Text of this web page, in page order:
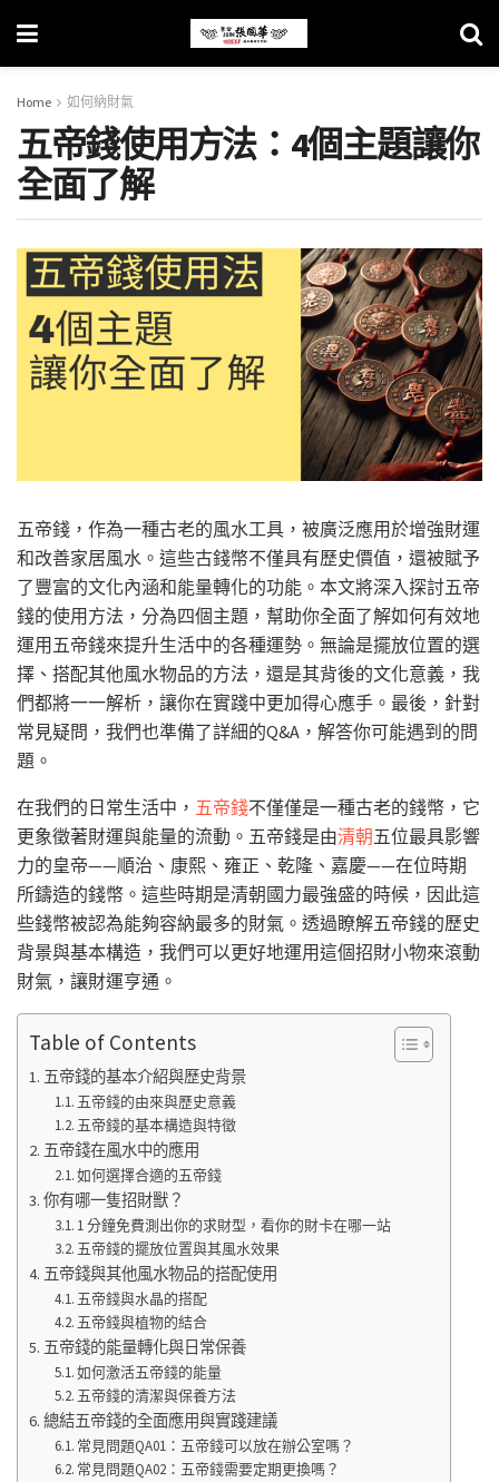
Home 如何納財氣
五帝錢使用方法：4個主題讓你
全面了解
五帝錢，作為一種古老的風水工具，被廣泛應用於增強財運
和改善家居風水。這些古錢幣不僅具有歷史價值，還被賦予
了豐富的文化內涵和能量轉化的功能。本文將深入探討五帝
錢的使用方法，分為四個主題，幫助你全面了解如何有效地
運用五帝錢來提升生活中的各種運勢。無論是擺放位置的選
擇、搭配其他風水物品的方法，還是其背後的文化意義，我
們都將一一解析，讓你在實踐中更加得心應手。最後，針對
常見疑問，我們也準備了詳細的Q&A，解答你可能遇到的問
題。
在我們的日常生活中， 五帝錢不僅僅是一種古老的錢幣，它
更象徵著財運與能量的流動。五帝錢是由清朝五位最具影響
力的皇帝——順治、康熙、雍正、乾隆、嘉慶——在位時期
所鑄造的錢幣。這些時期是清朝國力最強盛的時候，因此這
些錢幣被認為能夠容納最多的財氣。透過瞭解五帝錢的歷史
背景與基本構造，我們可以更好地運用這個招財小物來滾動
財氣，讓財運亨通。
Table of Contents
五帝錢的基本介紹與歷史背景
五帝錢的由來與歷史意義
五帝錢的基本構造與特徵
五帝錢在風水中的應用
如何選擇合適的五帝錢
你有哪一隻招財獸？
1 分鐘免費測出你的求財型，看你的財卡在哪一站
五帝錢的擺放位置與其風水效果
五帝錢與其他風水物品的搭配使用
五帝錢與水晶的搭配
五帝錢與植物的結合
五帝錢的能量轉化與日常保養
如何激活五帝錢的能量
五帝錢的清潔與保養方法
總結五帝錢的全面應用與實踐建議
常見問題QA01：五帝錢可以放在辦公室嗎？
常見問題QA02：五帝錢需要定期更換嗎？